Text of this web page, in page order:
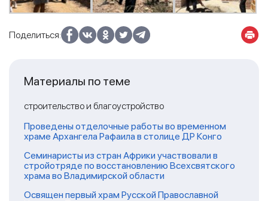
Поделиться:
Материалы по теме
строительство и благоустройство
Проведены отделочные работы во временном
храме Архангела Рафаила в столице ДР Конго
Семинаристы из стран Африки участвовали в
стройотряде по восстановлению Всехсвятского
храма во Владимирской области
Освящен первый храм Русской Православной